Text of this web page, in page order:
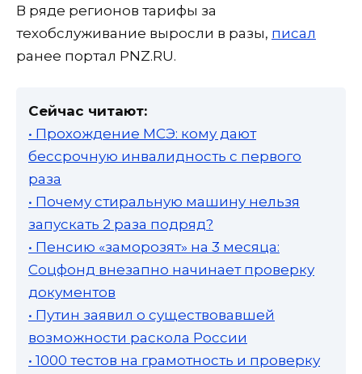
В ряде регионов тарифы за
техобслуживание выросли в разы, писал
ранее портал PNZ.RU.
Сейчас читают:
• Прохождение МСЭ: кому дают
бессрочную инвалидность с первого
раза
• Почему стиральную машину нельзя
запускать 2 раза подряд?
• Пенсию «заморозят» на 3 месяца:
Соцфонд внезапно начинает проверку
документов
• Путин заявил о существовавшей
возможности раскола России
• 1000 тестов на грамотность и проверку